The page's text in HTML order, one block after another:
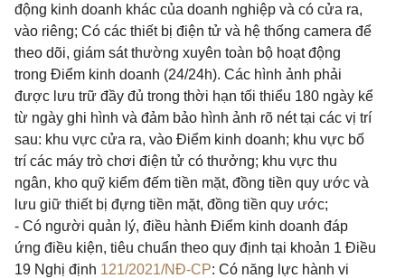
động kinh doanh khác của doanh nghiệp và có cửa ra,
vào riêng; Có các thiết bị điện tử và hệ thống camera để
theo dõi, giám sát thường xuyên toàn bộ hoạt động
trong Điểm kinh doanh (24/24h). Các hình ảnh phải
được lưu trữ đầy đủ trong thời hạn tối thiểu 180 ngày kể
từ ngày ghi hình và đảm bảo hình ảnh rõ nét tại các vị trí
sau: khu vực cửa ra, vào Điểm kinh doanh; khu vực bố
trí các máy trò chơi điện tử có thưởng; khu vực thu
ngân, kho quỹ kiểm đếm tiền mặt, đồng tiền quy ước và
lưu giữ thiết bị đựng tiền mặt, đồng tiền quy ước;
- Có người quản lý, điều hành Điểm kinh doanh đáp
ứng điều kiện, tiêu chuẩn theo quy định tại khoản 1 Điều
19 Nghị định 121/2021/NĐ-CP: Có năng lực hành vi